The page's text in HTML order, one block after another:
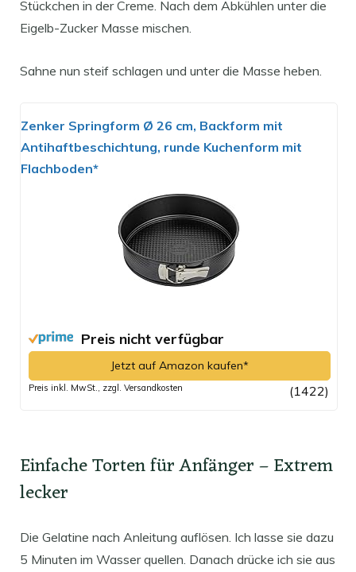
Stückchen in der Creme. Nach dem Abkühlen unter die
Eigelb-Zucker Masse mischen.
Sahne nun steif schlagen und unter die Masse heben.
Zenker Springform Ø 26 cm, Backform mit
Antihaftbeschichtung, runde Kuchenform mit
Flachboden*
Preis nicht verfügbar
Jetzt auf Amazon kaufen*
Preis inkl. MwSt., zzgl. Versandkosten (1422)
Einfache Torten für Anfänger – Extrem
lecker
Die Gelatine nach Anleitung auflösen. Ich lasse sie dazu
5 Minuten im Wasser quellen. Danach drücke ich sie aus